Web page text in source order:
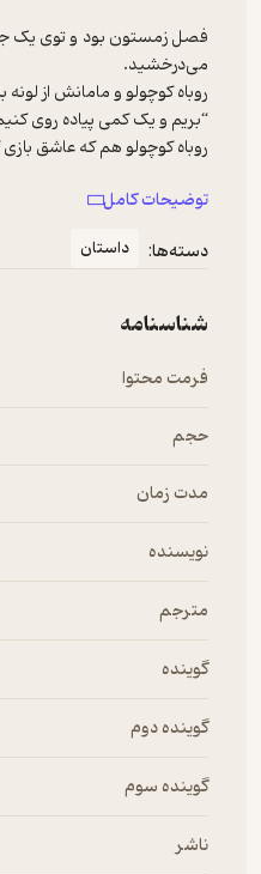
فصل زمستون بود و توی یک
اون به هر طرف که نگاه
توضیحات کامل
دسته‌ها:
داستان
شناسنامه
فرمت محتوا
حجم
مدت زمان
نویسنده
مترجم
گوینده
گوینده دوم
گوینده سوم
ناشر